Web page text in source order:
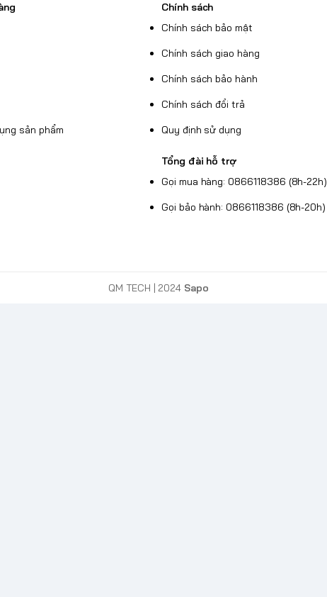
giữa các thiết lập khác nhau.
ẩm ướt).
muốn một bàn phím không dây hiệu suất
sản phẩm
Chính sách
Chính sách bảo mật
Chính sách giao hàng
Chính sách bảo hành
Chính sách đổi trả
Quy định sử dụng
Tổng đài hỗ trợ
Gọi mua hàng: 0866118386 (8h-22h)
Gọi bảo hành: 0866118386 (8h-20h)
QM TECH | 2024 Sapo